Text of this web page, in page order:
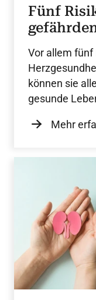
Fünf
Vor allem fünf
können sie
gesunde
Mehr